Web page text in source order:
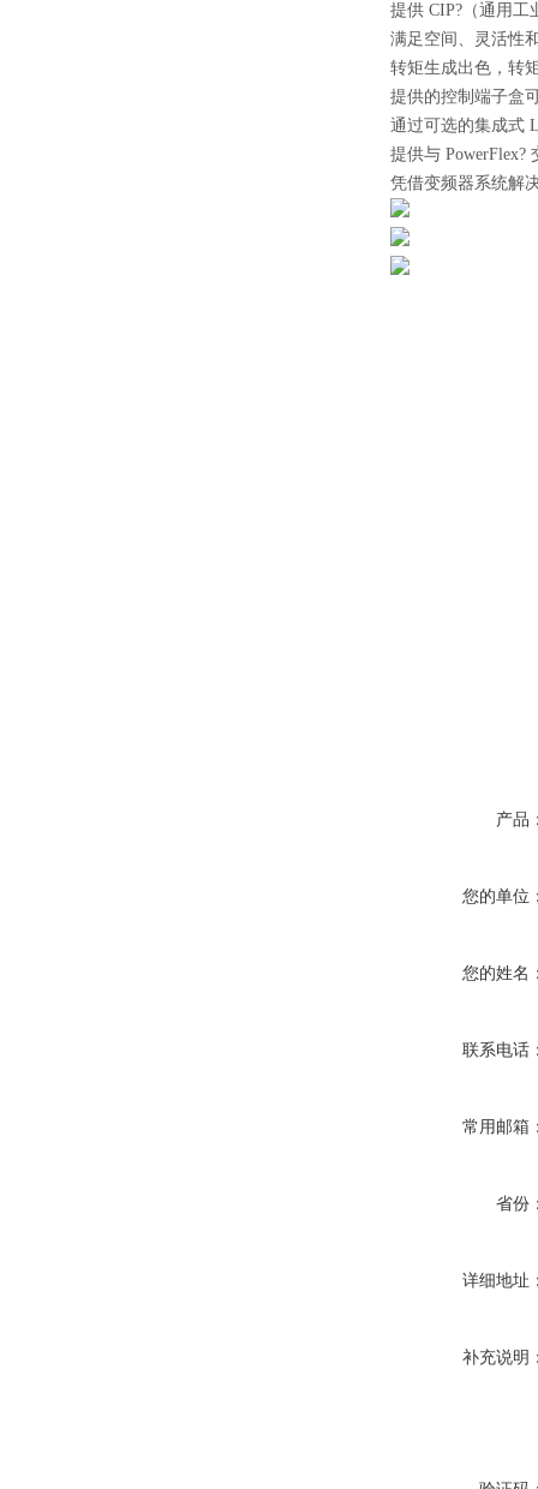
提供 CIP?（通用工
满足空间、灵活性
转矩生成出色，转
提供的控制端子盒
通过可选的集成式
提供与
凭借变频器系统解
产品
您的单位
您的姓名
联系电话
常用邮箱
省份
详细地址
补充说明